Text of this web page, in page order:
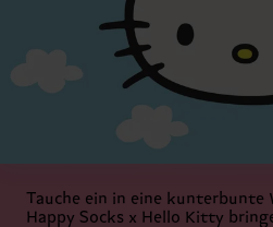
Tauche ein in eine kunterbunte
Happy Socks x Hello Kitty